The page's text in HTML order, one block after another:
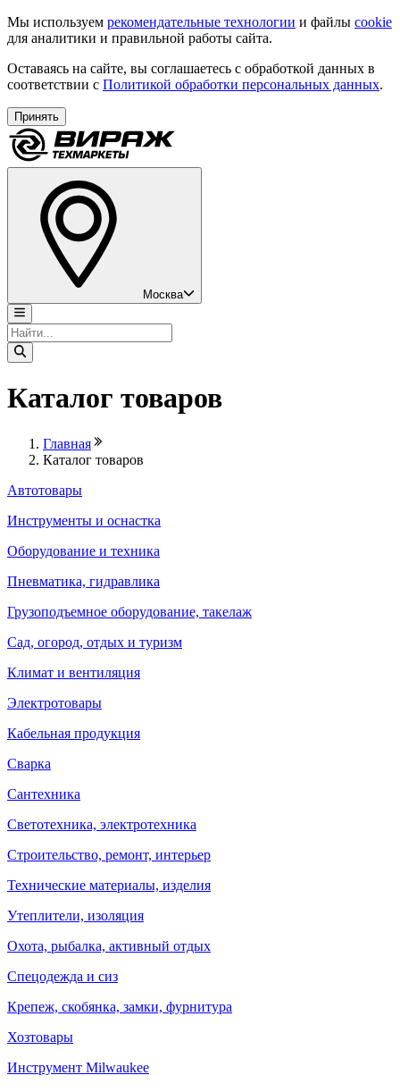
Мы используем рекомендательные технологии и файлы cookie
для аналитики и правильной работы сайта.
Оставаясь на сайте, вы соглашаетесь с обработкой данных в
соответствии с Политикой обработки персональных данных.
Принять
Москва
Каталог товаров
Главная
Каталог товаров
Автотовары
Инструменты и оснастка
Оборудование и техника
Пневматика, гидравлика
Грузоподъемное оборудование, такелаж
Сад, огород, отдых и туризм
Климат и вентиляция
Электротовары
Кабельная продукция
Сварка
Сантехника
Светотехника, электротехника
Строительство, ремонт, интерьер
Технические материалы, изделия
Утеплители, изоляция
Охота, рыбалка, активный отдых
Спецодежда и сиз
Крепеж, скобянка, замки, фурнитура
Хозтовары
Инструмент Milwaukee